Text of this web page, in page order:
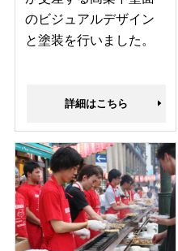
のビジュアルデザイン
と塗装を行いました。
詳細はこちら